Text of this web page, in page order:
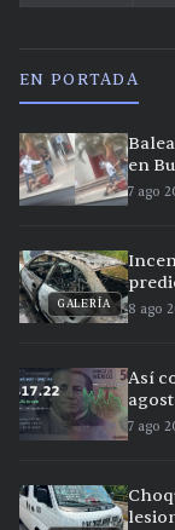
EN PORTADA
en
7 ago
GALERÍA 8 ago
Así
7 ago